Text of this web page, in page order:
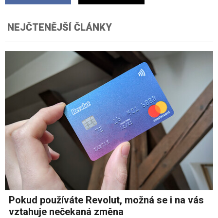
NEJČTENĚJŠÍ ČLÁNKY
Pokud používáte Revolut, možná se i na vás
vztahuje nečekaná změna